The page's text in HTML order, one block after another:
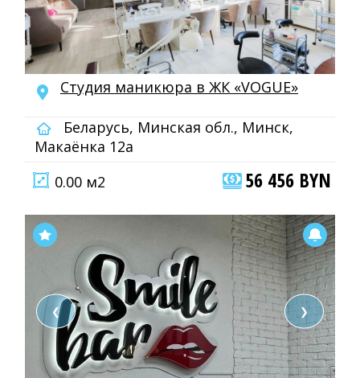
Студия маникюра в ЖК «VOGUE»
Беларусь, Минская обл., Минск,
Макаёнка 12а
0.00 м2
56 456 BYN
❮ ❯